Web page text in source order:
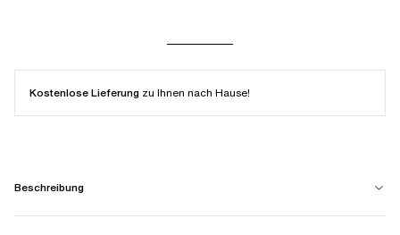
Kostenlose Lieferung zu Ihnen nach Hause!
Beschreibung